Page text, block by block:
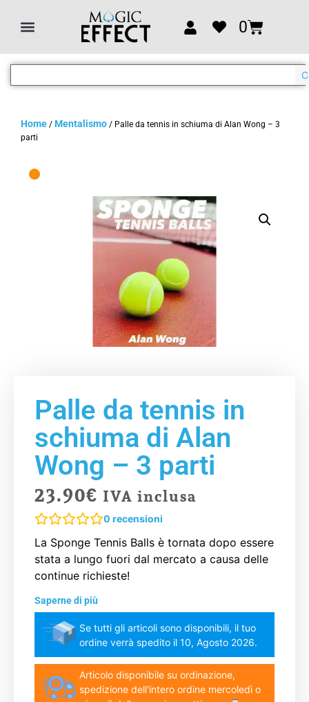
0
Home / Mentalismo / Palle da tennis in schiuma di Alan Wong – 3
parti
Palle da tennis in
schiuma di Alan
Wong – 3 parti
23.90€ IVA inclusa
0 recensioni
La Sponge Tennis Balls è tornata dopo essere
stata a lungo fuori dal mercato a causa delle
continue richieste!
Saperne di più
Se tutti gli articoli sono disponibili, il tuo
ordine verrà spedito il 10, Agosto 2026.
Articolo disponibile su ordinazione,
spedizione dell'intero ordine mercoledì o